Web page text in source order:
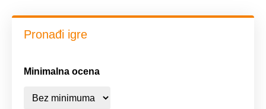
Pronađi igre
Minimalna ocena